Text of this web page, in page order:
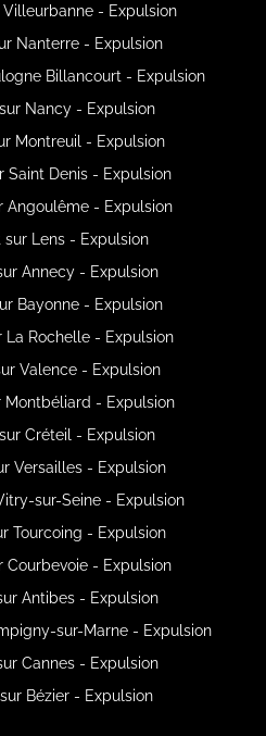
- Expulsion
Nanterre - Expulsion
Billancourt - Expulsion
Nancy - Expulsion
Montreuil - Expulsion
Saint Denis - Expulsion
Angoulême - Expulsion
sur Lens - Expulsion
Annecy - Expulsion
Bayonne - Expulsion
La Rochelle - Expulsion
Valence - Expulsion
Montbéliard - Expulsion
Créteil - Expulsion
Versailles - Expulsion
sur-Seine - Expulsion
Tourcoing - Expulsion
Courbevoie - Expulsion
Antibes - Expulsion
sur-Marne - Expulsion
Cannes - Expulsion
Bézier - Expulsion